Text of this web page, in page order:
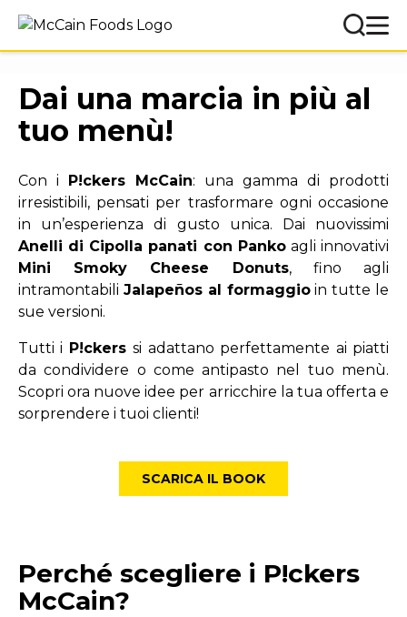
Dai una marcia in più al
tuo menù!
Con i P!ckers McCain: una gamma di prodotti
irresistibili, pensati per trasformare ogni occasione
in un’esperienza di gusto unica. Dai nuovissimi
Anelli di Cipolla panati con Pankoagli innovativi
Mini Smoky Cheese Donuts, fino agli
intramontabili Jalapeños al formaggioin tutte le
sue versioni.
Tutti i P!ckerssi adattano perfettamente ai piatti
da condividere o come antipasto nel tuo menù.
Scopri ora nuove idee per arricchire la tua offerta e
sorprendere i tuoi clienti!
SCARICA IL BOOK
Perché scegliere i P!ckers
McCain?